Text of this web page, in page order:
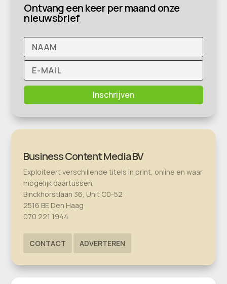
Ontvang een keer per maand onze
nieuwsbrief
Inschrijven
Business Content Media BV
Exploiteert verschillende titels in print, online en waar
mogelijk daartussen.
Binckhorstlaan 36, Unit C0-52
2516 BE Den Haag
070 221 1944
CONTACT ADVERTEREN